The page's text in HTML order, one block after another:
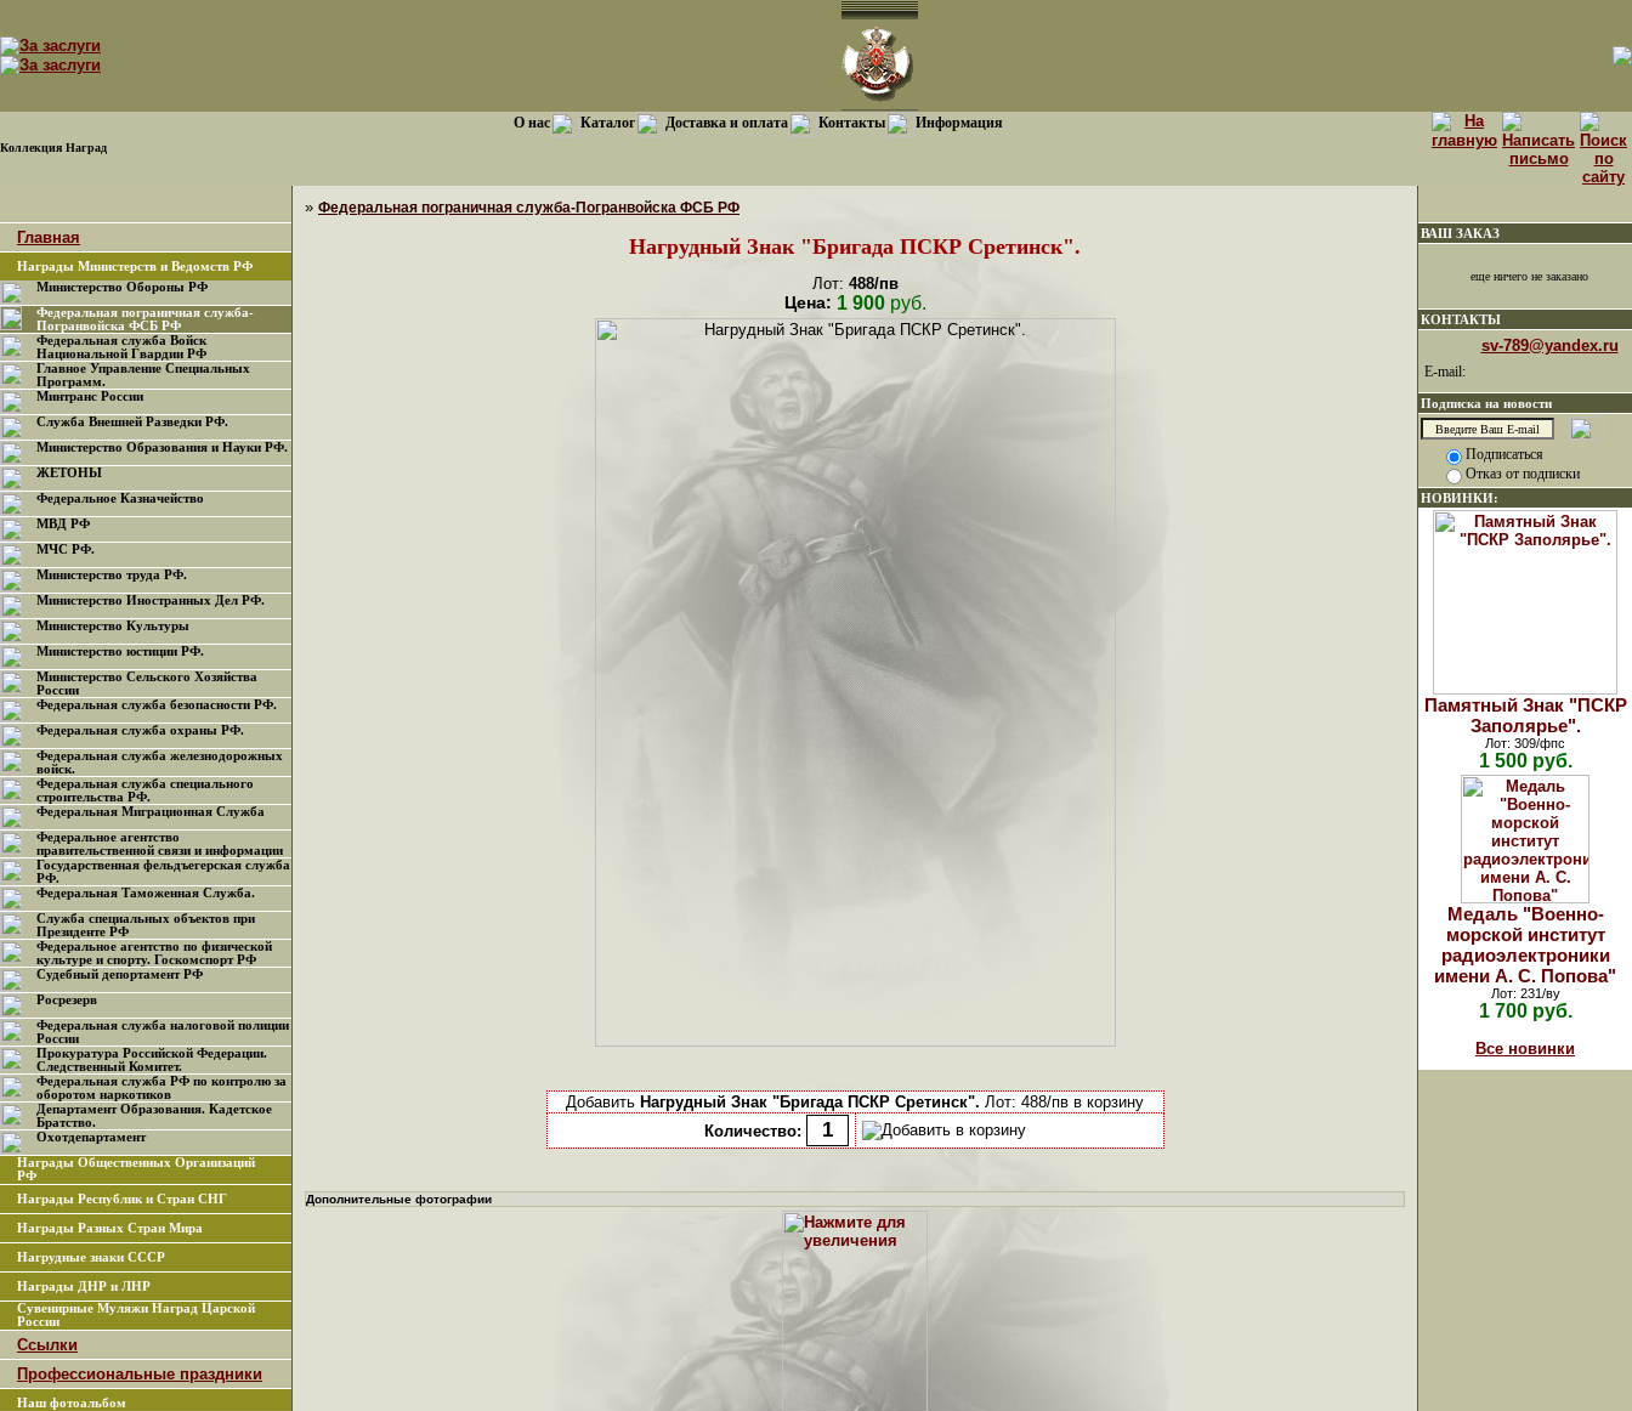
Коллекция Наград
О нас Каталог Доставка и оплата Контакты Информация
Главная
Награды Министерств и Ведомств РФ
Министерство Обороны РФ
Федеральная пограничная служба-
Погранвойска ФСБ РФ
Федеральная служба Войск
Национальной Гвардии РФ
Главное Управление Специальных
Программ.
Минтранс России
Служба Внешней Разведки РФ.
Министерство Образования и Науки РФ.
ЖЕТОНЫ
Федеральное Казначейство
МВД РФ
МЧС РФ.
Министерство труда РФ.
Министерство Иностранных Дел РФ.
Министерство Культуры
Министерство юстиции РФ.
Министерство Сельского Хозяйства
России
Федеральная служба безопасности РФ.
Федеральная служба охраны РФ.
Федеральная служба железнодорожных
войск.
Федеральная служба специального
строительства РФ.
Федеральная Миграционная Служба
Федеральное агентство
правительственной связи и информации
Государственная фельдъегерская служба
РФ.
Федеральная Таможенная Служба.
Служба специальных объектов при
Президенте РФ
Федеральное агентство по физической
культуре и спорту. Госкомспорт РФ
Судебный депортамент РФ
Росрезерв
Федеральная служба налоговой полиции
России
Прокуратура Российской Федерации.
Следственный Комитет.
Федеральная служба РФ по контролю за
оборотом наркотиков
Департамент Образования. Кадетское
Братство.
Охотдепартамент
Награды Общественных Организаций
РФ
Награды Республик и Стран СНГ
Награды Разных Стран Мира
Нагрудные знаки СССР
Награды ДНР и ЛНР
Сувенирные Муляжи Наград Царской
России
Ссылки
Профессиональные праздники
Наш фотоальбом
» Федеральная пограничная служба-Погранвойска ФСБ РФ
Нагрудный Знак "Бригада ПСКР Сретинск".
Лот: 488/пв
Цена: 1 900руб.
Добавить Нагрудный Знак "Бригада ПСКР Сретинск". Лот: 488/пв в корзину
Количество:
Дополнительные фотографии
ВАШ ЗАКАЗ
еще ничего не заказано
КОНТАКТЫ
sv-789@yandex.ru
E-mail:
Подписка на новости
Подписаться
Отказ от подписки
НОВИНКИ:
Памятный Знак "ПСКР
Заполярье".
Лот: 309/фпс
1 500 руб.
Медаль "Военно-
морской институт
радиоэлектроники
имени А. С. Попова"
Лот: 231/ву
1 700 руб.
Все новинки